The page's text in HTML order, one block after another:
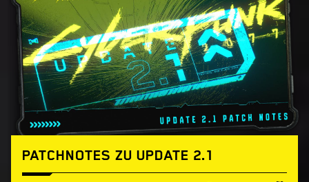
PATCHNOTES ZU UPDATE 2.1